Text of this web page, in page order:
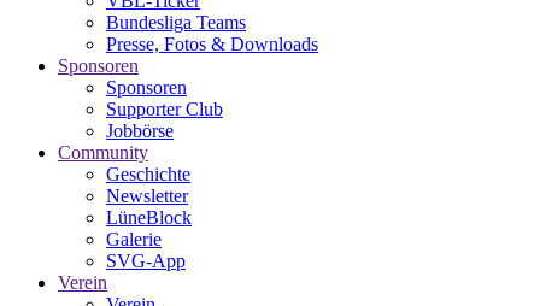
Bundesliga Teams
Presse, Fotos & Downloads
Sponsoren
Sponsoren
Supporter Club
Jobbörse
Community
Geschichte
Newsletter
LüneBlock
Galerie
SVG-App
Verein